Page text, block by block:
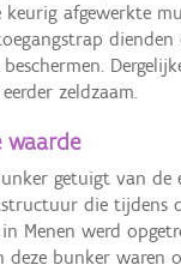
keurig afgewerkte
dienden
zeldzaam.
waarde
getuigt van de
die tijdens
Menen werd
deze bunker waren